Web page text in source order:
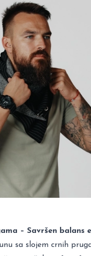
– Savršen balans
sa slojem crnih